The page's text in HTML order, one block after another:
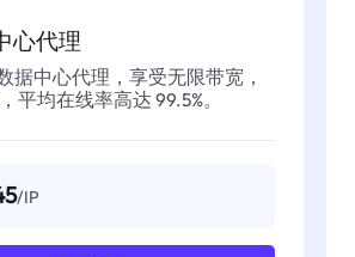
心代理
据中心代理，享受无限带宽，
平均在线率高达 99.5%。
/IP